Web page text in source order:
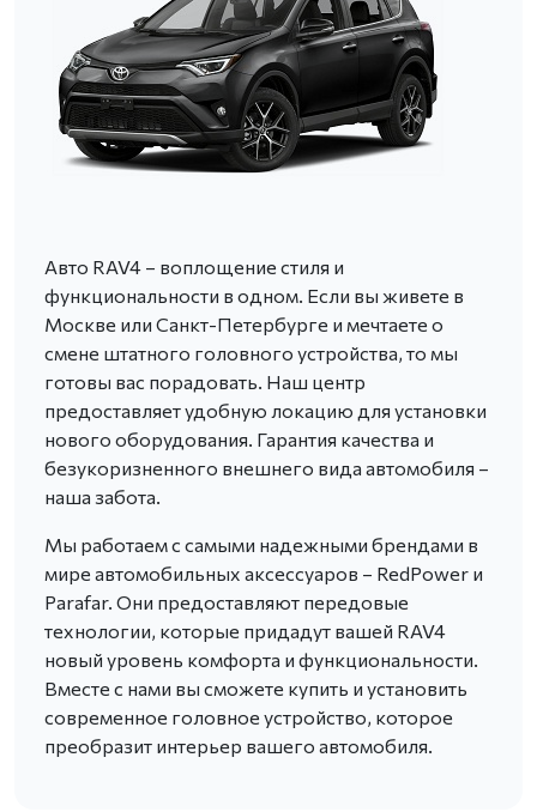
Авто RAV4 – воплощение стиля и
функциональности в одном. Если вы живете в
Москве или Санкт-Петербурге и мечтаете о
смене штатного головного устройства, то мы
готовы вас порадовать. Наш центр
предоставляет удобную локацию для установки
нового оборудования. Гарантия качества и
безукоризненного внешнего вида автомобиля –
наша забота.
Мы работаем с самыми надежными брендами в
мире автомобильных аксессуаров – RedPower и
Parafar. Они предоставляют передовые
технологии, которые придадут вашей RAV4
новый уровень комфорта и функциональности.
Вместе с нами вы сможете купить и установить
современное головное устройство, которое
преобразит интерьер вашего автомобиля.